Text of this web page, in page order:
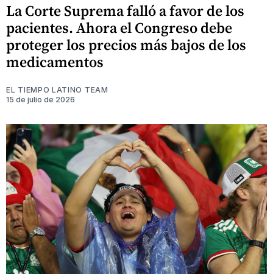
La Corte Suprema falló a favor de los
pacientes. Ahora el Congreso debe
proteger los precios más bajos de los
medicamentos
EL TIEMPO LATINO TEAM
15 de julio de 2026